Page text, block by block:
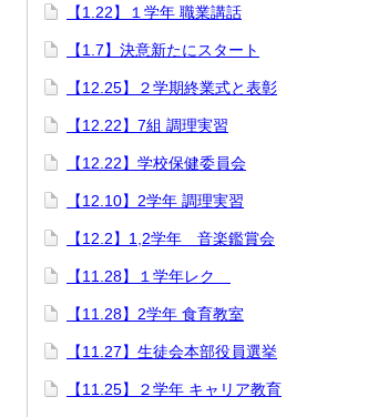
【1.22】１学年 職業講話
【1.7】決意新たにスタート
【12.25】２学期終業式と表彰
【12.22】7組 調理実習
【12.22】学校保健委員会
【12.10】2学年 調理実習
【12.2】1,2学年 音楽鑑賞会
【11.28】１学年レク
【11.28】2学年 食育教室
【11.27】生徒会本部役員選挙
【11.25】２学年 キャリア教育